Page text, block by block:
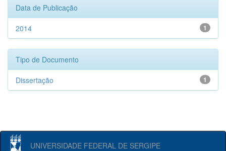
Data de Publicação
1
2014
Tipo de Documento
1
Dissertação
UNIVERSIDADE FEDERAL DE SERGIPE